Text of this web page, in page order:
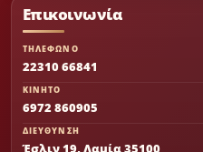
Επικοινωνία
ΤΗΛΕΦΩΝΟ
22310 66841
ΚΙΝΗΤΟ
6972 860905
ΔΙΕΥΘΥΝΣΗ
Έσλιν 19, Λαμία 35100